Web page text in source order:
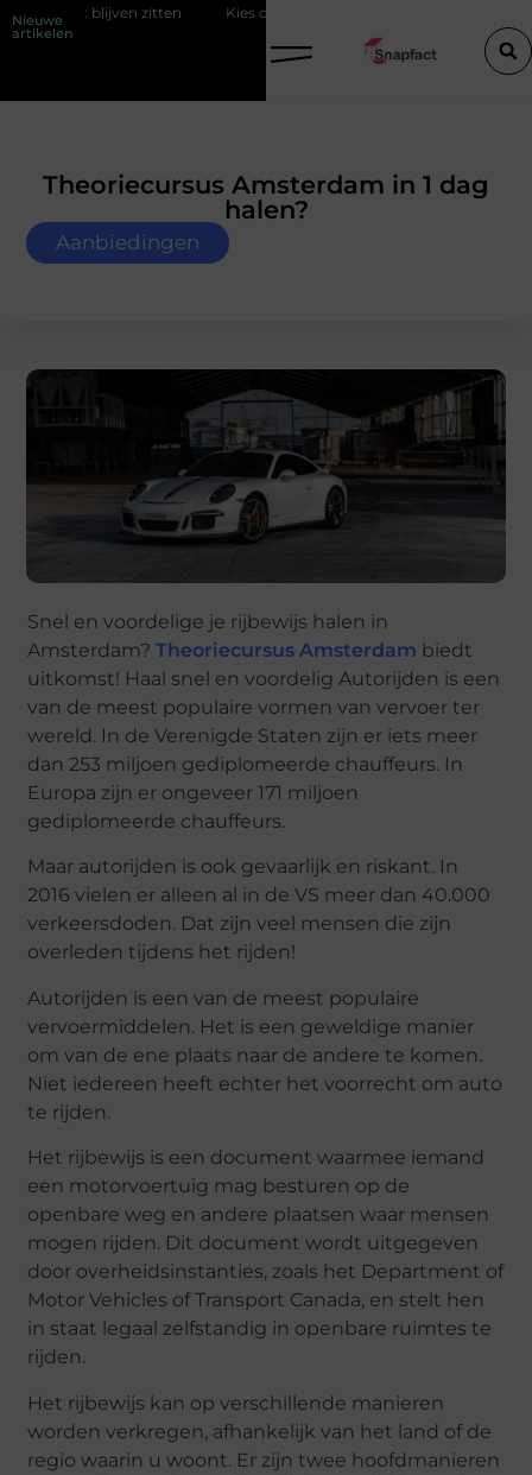
Nieuwe
artikelen
Kies de perfecte tussenjas voor heren
Theoriecursus Amsterdam in 1 dag
halen?
Aanbiedingen
Snel en voordelige je rijbewijs halen in
Amsterdam?Theoriecursus Amsterdam biedt
uitkomst! Haal snel en voordelig Autorijden is een
van de meest populaire vormen van vervoer ter
wereld. In de Verenigde Staten zijn er iets meer
dan 253 miljoen gediplomeerde chauffeurs. In
Europa zijn er ongeveer 171 miljoen
gediplomeerde chauffeurs.
Maar autorijden is ook gevaarlijk en riskant. In
2016 vielen er alleen al in de VS meer dan 40.000
verkeersdoden. Dat zijn veel mensen die zijn
overleden tijdens het rijden!
Autorijden is een van de meest populaire
vervoermiddelen. Het is een geweldige manier
om van de ene plaats naar de andere te komen.
Niet iedereen heeft echter het voorrecht om auto
te rijden.
Het rijbewijs is een document waarmee iemand
een motorvoertuig mag besturen op de
openbare weg en andere plaatsen waar mensen
mogen rijden. Dit document wordt uitgegeven
door overheidsinstanties, zoals het Department of
Motor Vehicles of Transport Canada, en stelt hen
in staat legaal zelfstandig in openbare ruimtes te
rijden.
Het rijbewijs kan op verschillende manieren
worden verkregen, afhankelijk van het land of de
regio waarin u woont. Er zijn twee hoofdmanieren